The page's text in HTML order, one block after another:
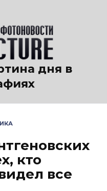
дня в
кто
все